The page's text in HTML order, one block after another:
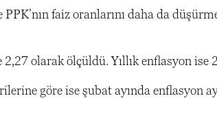
PPK’nın faiz oranlarını daha da
olarak ölçüldü. Yıllık enflasyon ise
göre ise şubat ayında enflasyon